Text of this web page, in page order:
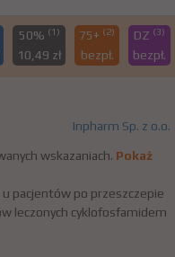
50% (1)
10,49 zł
75+ (2)
bezpł.
DZ (3)
bezpł.
Inpharm Sp. z o.o.
wskazaniach. Pokaż
pacjentów po przeszczepie
leczonych cyklofosfamidem